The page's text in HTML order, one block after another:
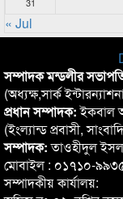
« Jul
সম্পাদক মন্ডলীর
(অধ্যক্ষ,সার্ক
প্রধান সম্পাদক:ইকবাল
(ইংল্যান্ড প্রবাসী,
সম্পাদক:তাওহীদুল
মোবাইল : ০১৭১০-
সম্পাদকীয় কার্যালয়: